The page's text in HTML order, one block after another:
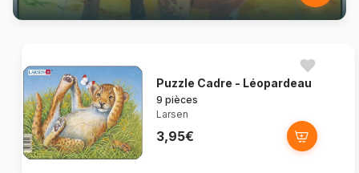
Puzzle Cadre - Léopardeau
9 pièces
Larsen
3,95€